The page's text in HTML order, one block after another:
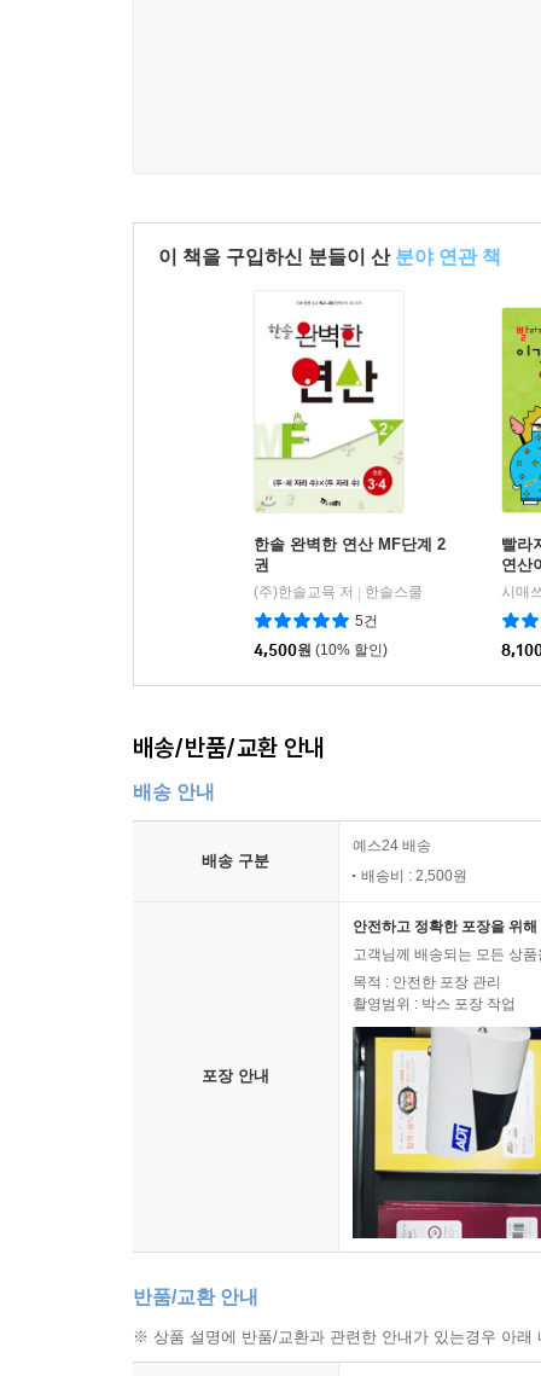
이 책을 구입하신 분들이 산 분야 연관 책
한솔 완벽한 연산 MF단계 2
권
(주)한솔교육 저
한솔스쿨
5건
4,500원 (10% 할인)
빨라
연산
시매
배송/반품/교환 안내
배송 안내
배송 구분
예스24 배송
배송비 : 2,500원
포장 안내
안전하고 정확한 포장을 위
고객님께 배송되는 모든 상
목적 : 안전한 포장 관리
촬영범위 : 박스 포장 작업
반품/교환 안내
※ 상품 설명에 반품/교환과 관련한 안내가 있는경우 아